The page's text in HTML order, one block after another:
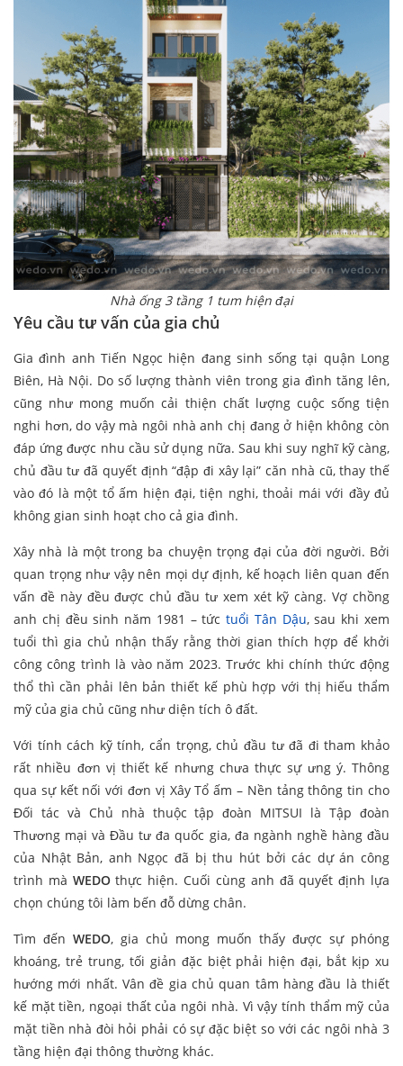
Nhà ống 3 tầng 1 tum hiện đại
Yêu cầu tư vấn của gia chủ
Gia đình anh Tiến Ngọc hiện đang sinh sống tại quận Long
Biên, Hà Nội. Do số lượng thành viên trong gia đình tăng lên,
cũng như mong muốn cải thiện chất lượng cuộc sống tiện
nghi hơn, do vậy mà ngôi nhà anh chị đang ở hiện không còn
đáp ứng được nhu cầu sử dụng nữa. Sau khi suy nghĩ kỹ càng,
chủ đầu tư đã quyết định “đập đi xây lại” căn nhà cũ, thay thế
vào đó là một tổ ấm hiện đại, tiện nghi, thoải mái với đầy đủ
không gian sinh hoạt cho cả gia đình.
Xây nhà là một trong ba chuyện trọng đại của đời người. Bởi
quan trọng như vậy nên mọi dự định, kế hoạch liên quan đến
vấn đề này đều được chủ đầu tư xem xét kỹ càng. Vợ chồng
anh chị đều sinh năm 1981 – tứctuổi Tân Dậu, sau khi xem
tuổi thì gia chủ nhận thấy rằng thời gian thích hợp để khởi
công công trình là vào năm 2023. Trước khi chính thức động
thổ thì cần phải lên bản thiết kế phù hợp với thị hiếu thẩm
mỹ của gia chủ cũng như diện tích ô đất.
Với tính cách kỹ tính, cẩn trọng, chủ đầu tư đã đi tham khảo
rất nhiều đơn vị thiết kế nhưng chưa thực sự ưng ý. Thông
qua sự kết nối với đơn vị Xây Tổ ấm – Nền tảng thông tin cho
Đối tác và Chủ nhà thuộc tập đoàn MITSUI là Tập đoàn
Thương mại và Đầu tư đa quốc gia, đa ngành nghề hàng đầu
của Nhật Bản, anh Ngọc đã bị thu hút bởi các dự án công
trình mà WEDOthực hiện. Cuối cùng anh đã quyết định lựa
chọn chúng tôi làm bến đỗ dừng chân.
Tìm đến WEDO, gia chủ mong muốn thấy được sự phóng
khoáng, trẻ trung, tối giản đặc biệt phải hiện đại, bắt kịp xu
hướng mới nhất. Vân đề gia chủ quan tâm hàng đầu là thiết
kế mặt tiền, ngoại thất của ngôi nhà. Vì vậy tính thẩm mỹ của
mặt tiền nhà đòi hỏi phải có sự đặc biệt so với các ngôi nhà 3
tầng hiện đại thông thường khác.